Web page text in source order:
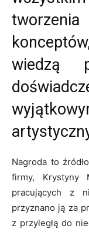
wiedzą
Nagroda to
firmy, Krystyny
pracujących z
przyznano ją za
z przyległą do